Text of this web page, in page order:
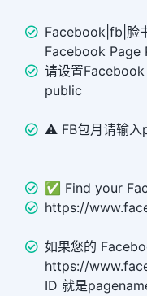
Facebook|fb|脸
Facebook Page
请设置
public
⚠️ FB包月请输入
✅ Find your
https://
如果您的
https://
ID 就是